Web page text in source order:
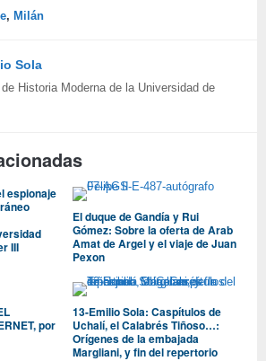
, Milán
Sola
de Historia Moderna de la Universidad de
espionaje
III
El duque de Gandía y Rui
Gómez: Sobre la oferta de Arab
Amat de Argel y el viaje de Juan
Pexon
por
13-Emilio Sola: Caspítulos de
Uchalí, el Calabrés Tiñoso…:
Orígenes de la embajada
Margliani, y fin del repertorio